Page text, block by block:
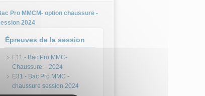
Pro MMCM- option chaussure -
2024
Épreuves de la session
E11 - Bac Pro MMC-
Chaussure – 2024
E31 - Bac Pro MMC -
chaussure session 2024